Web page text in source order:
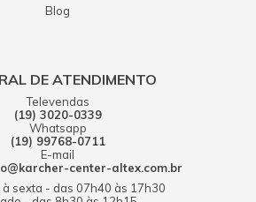
usar no chão e banheiro (preta). A
cozinha. Não é uma boa ideia ?
Blog
DE ATENDIMENTO
Televendas
(19) 3020-0339
Whatsapp
(19) 99768-0711
E-mail
center-altex.com.br
à sexta - das 07h40 às 17h30